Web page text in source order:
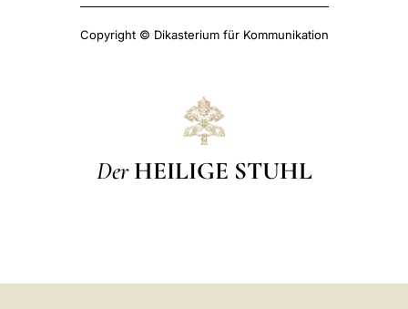
Copyright © Dikasterium für Kommunikation
Der HEILIGE STUHL